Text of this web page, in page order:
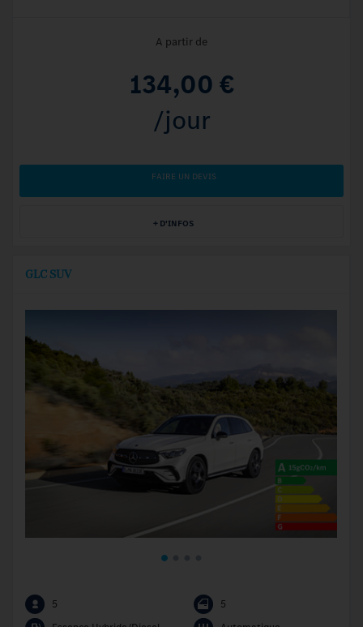
A partir de
134,00 €
/jour
FAIRE UN DEVIS
+ D'INFOS
GLC SUV
5
5